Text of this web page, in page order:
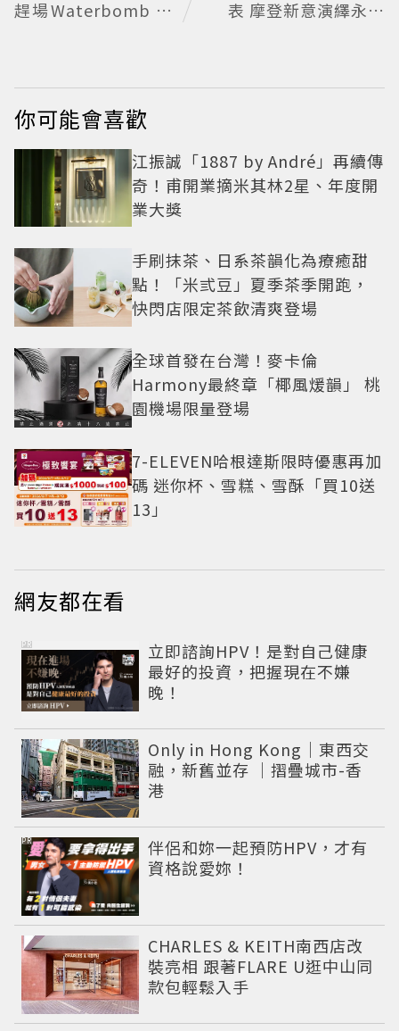
趕場Waterbomb 被
表 摩登新意演繹永不
你可能會喜歡
江振誠「1887 by André」再續傳
奇！甫開業摘米其林2星、年度開
業大獎
手刷抹茶、日系茶韻化為療癒甜
點！「米弎豆」夏季茶季開跑，
快閃店限定茶飲清爽登場
全球首發在台灣！麥卡倫
Harmony最終章「椰風煖韻」 桃
園機場限量登場
7-ELEVEN哈根達斯限時優惠再加
碼 迷你杯、雪糕、雪酥「買10送
13」
網友都在看
立即諮詢HPV！是對自己健康
最好的投資，把握現在不嫌
晚！
PR
Only in Hong Kong｜東西交
融，新舊並存 ｜摺疊城市-香
港
伴侶和妳一起預防HPV，才有
資格說愛妳！
PR
CHARLES & KEITH南西店改
裝亮相 跟著FLARE U逛中山同
款包輕鬆入手